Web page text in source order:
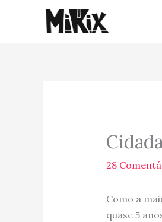
28
Como a
quase 5